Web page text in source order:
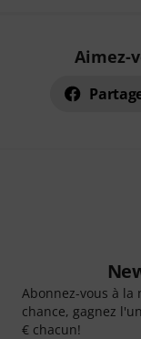
Aimez-
Abonnez-vous à la
chance, gagnez
€ chacun!